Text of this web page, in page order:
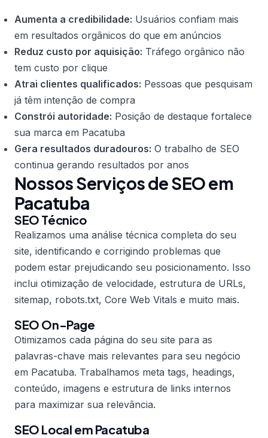
Aumenta a credibilidade: Usuários confiam mais
em resultados orgânicos do que em anúncios
Reduz custo por aquisição: Tráfego orgânico não
tem custo por clique
Atrai clientes qualificados: Pessoas que pesquisam
já têm intenção de compra
Constrói autoridade: Posição de destaque fortalece
sua marca em Pacatuba
Gera resultados duradouros: O trabalho de SEO
continua gerando resultados por anos
Nossos Serviços de SEO em
Pacatuba
SEO Técnico
Realizamos uma análise técnica completa do seu
site, identificando e corrigindo problemas que
podem estar prejudicando seu posicionamento. Isso
inclui otimização de velocidade, estrutura de URLs,
sitemap, robots.txt, Core Web Vitals e muito mais.
SEO On-Page
Otimizamos cada página do seu site para as
palavras-chave mais relevantes para seu negócio
em Pacatuba. Trabalhamos meta tags, headings,
conteúdo, imagens e estrutura de links internos
para maximizar sua relevância.
SEO Local em Pacatuba